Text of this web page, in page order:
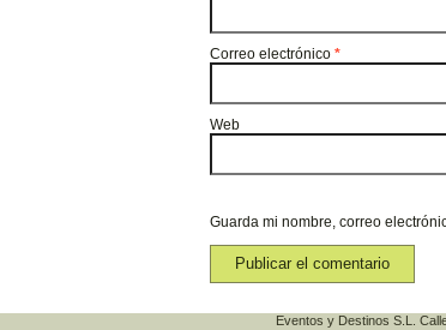
Correo electrónico *
Web
Guarda mi nombre, correo
Eventos y Destinos S.L.